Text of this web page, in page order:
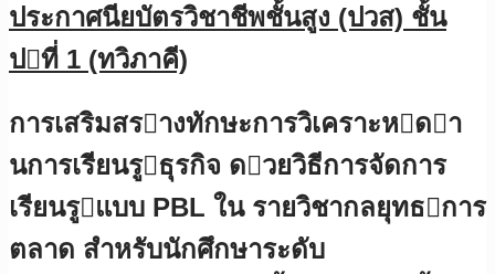
ประกาศนียบัตรวิชาชีพชั้นสูง (ปวส) ชั้น
ปที่ 1 (ทวิภาคี)
การเสริมสรางทักษะการวิเคราะหดา
นการเรียนรูธุรกิจ ดวยวิธีการจัดการ
เรียนรูแบบ PBL ใน รายวิชากลยุทธการ
ตลาด สําหรับนักศึกษาระดับ